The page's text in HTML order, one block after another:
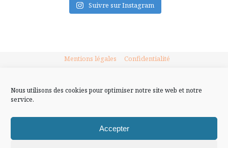
Nous utilisons des cookies pour optimiser notre site web et notre
service.
Accepter
Suivre sur Instagram
Mentions légales Confidentialité